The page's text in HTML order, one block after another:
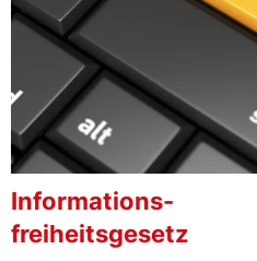
Informations-
freiheitsgesetz